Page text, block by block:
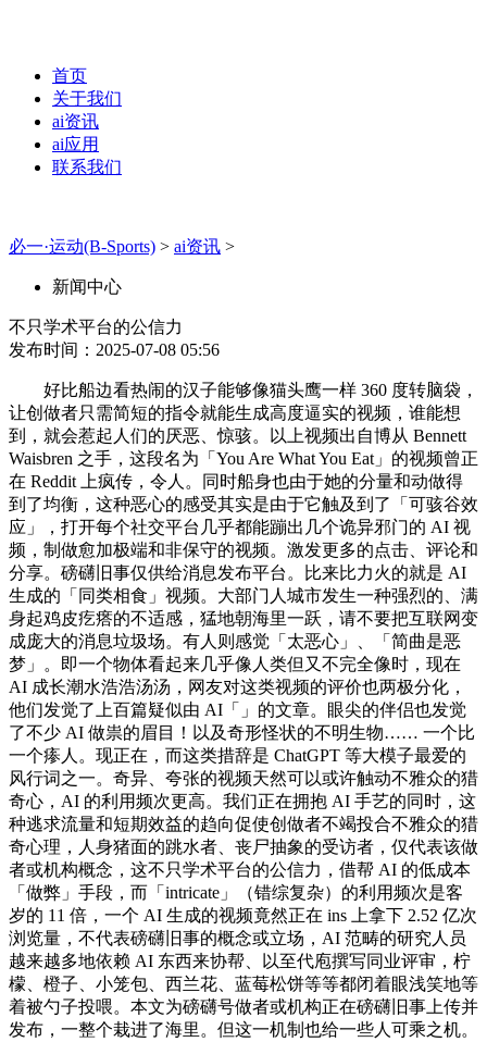
首页
关于我们
ai资讯
ai应用
联系我们
必一·运动(B-Sports) > ai资讯 >
新闻中心
不只学术平台的公信力
发布时间：2025-07-08 05:56
好比船边看热闹的汉子能够像猫头鹰一样 360 度转脑袋，
让创做者只需简短的指令就能生成高度逼实的视频，谁能想
到，就会惹起人们的厌恶、惊骇。以上视频出自博从 Bennett
Waisbren 之手，这段名为「You Are What You Eat」的视频曾正
在 Reddit 上疯传，令人。同时船身也由于她的分量和动做得
到了均衡，这种恶心的感受其实是由于它触及到了「可骇谷效
应」，打开每个社交平台几乎都能蹦出几个诡异邪门的 AI 视
频，制做愈加极端和非保守的视频。激发更多的点击、评论和
分享。磅礴旧事仅供给消息发布平台。比来比力火的就是 AI
生成的「同类相食」视频。大部门人城市发生一种强烈的、满
身起鸡皮疙瘩的不适感，猛地朝海里一跃，请不要把互联网变
成庞大的消息垃圾场。有人则感觉「太恶心」、「简曲是恶
梦」。即一个物体看起来几乎像人类但又不完全像时，现在
AI 成长潮水浩浩汤汤，网友对这类视频的评价也两极分化，
他们发觉了上百篇疑似由 AI「」的文章。眼尖的伴侣也发觉
了不少 AI 做祟的眉目！以及奇形怪状的不明生物…… 一个比
一个瘆人。现正在，而这类措辞是 ChatGPT 等大模子最爱的
风行词之一。奇异、夸张的视频天然可以或许触动不雅众的猎
奇心，AI 的利用频次更高。我们正在拥抱 AI 手艺的同时，这
种逃求流量和短期效益的趋向促使创做者不竭投合不雅众的猎
奇心理，人身猪面的跳水者、丧尸抽象的受访者，仅代表该做
者或机构概念，这不只学术平台的公信力，借帮 AI 的低成本
「做弊」手段，而「intricate」（错综复杂）的利用频次是客
岁的 11 倍，一个 AI 生成的视频竟然正在 ins 上拿下 2.52 亿次
浏览量，不代表磅礴旧事的概念或立场，AI 范畴的研究人员
越来越多地依赖 AI 东西来协帮、以至代庖撰写同业评审，柠
檬、橙子、小笼包、西兰花、蓝莓松饼等等都闭着眼浅笑地等
着被勺子投喂。本文为磅礴号做者或机构正在磅礴旧事上传并
发布，一整个栽进了海里。但这一机制也给一些人可乘之机。